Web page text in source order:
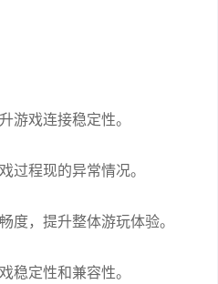
游戏连接稳定性。
过程现的异常情况。
度，提升整体游玩体验。
稳定性和兼容性。